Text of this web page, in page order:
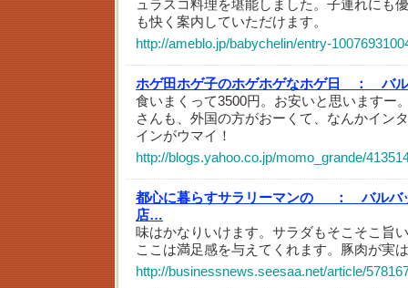
ュラスコ料理を堪能しました。子連れにも
も快く案内していただけます。
http://ameblo.jp/babychelin/entry-
ホゲ田ホゲ子のホゲホゲなホゲ日 ：
バ
食いまくって3500円。お安いと思いますー
さんも、外国の方がおーくて、なんかイン
インがウマイ！
http://blogs.yahoo.co.jp/momo_grande/
都心に暮らすサラリーマンの_ ：
バルバ
店…
味はかなりいけます。サラダもそこそこ旨
ここは満足感を与えてくれます。豚肉が実
http://businessnews.seesaa.net/article/